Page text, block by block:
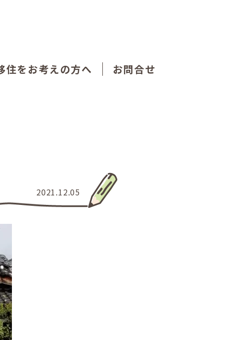
住をお考えの方へ お問合せ
2021.12.05